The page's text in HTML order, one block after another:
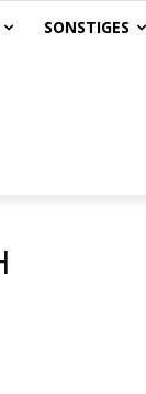
SONSTIGES